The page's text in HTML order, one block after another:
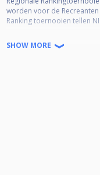
worden voor de Recreanten
Ranking toernooien tellen
Toernooi informatie:
SHOW MORE